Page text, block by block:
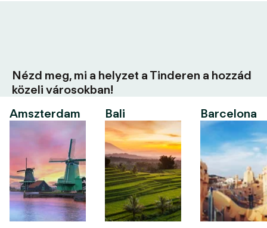
Nézd meg, mi a helyzet a Tinderen a hozzád
közeli városokban!
Amszterdam
Bali Barcelona